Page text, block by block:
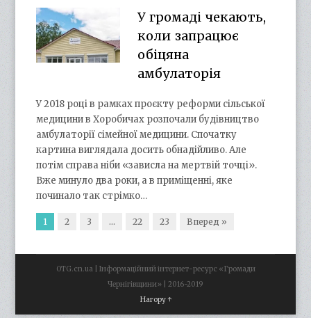
У громаді чекають,
коли запрацює
обіцяна
амбулаторія
У 2018 році в рамках проєкту реформи сільської
медицини в Хоробичах розпочали будівництво
амбулаторії сімейної медицини. Спочатку
картина виглядала досить обнадійливо. Але
потім справа ніби «зависла на мертвій точці».
Вже минуло два роки, а в приміщенні, яке
починало так стрімко…
1 2 3 … 22 23 Вперед »
OTG.cn.ua | Інформаційний інтернет-ресурс «Громади
Чернігівщини» | 2016-2019
Нагору ↑